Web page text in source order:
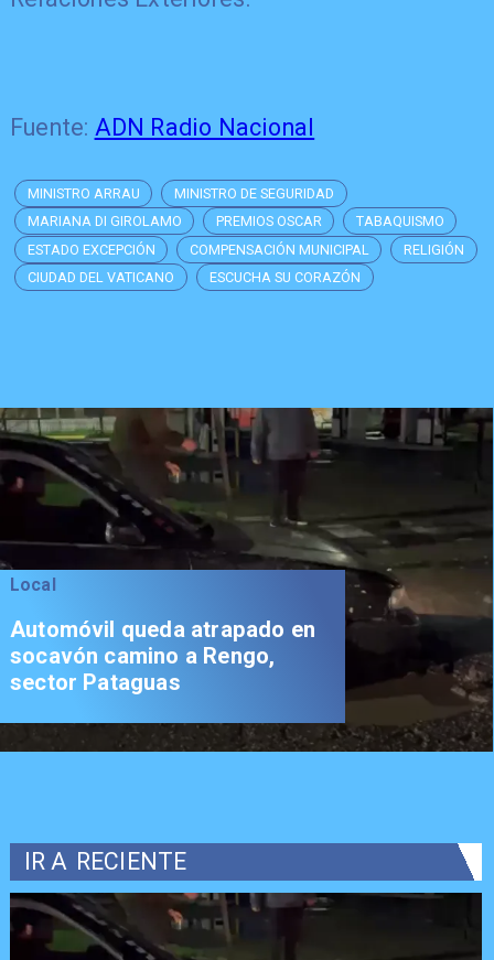
Fuente: ADN Radio Nacional
MINISTRO ARRAU
MINISTRO DE SEGURIDAD
MARIANA DI GIROLAMO
PREMIOS OSCAR
TABAQUISMO
ESTADO EXCEPCIÓN
COMPENSACIÓN MUNICIPAL
RELIGIÓN
CIUDAD DEL VATICANO
ESCUCHA SU CORAZÓN
Local
Automóvil queda atrapado en
socavón camino a Rengo,
sector Pataguas
IR A RECIENTE